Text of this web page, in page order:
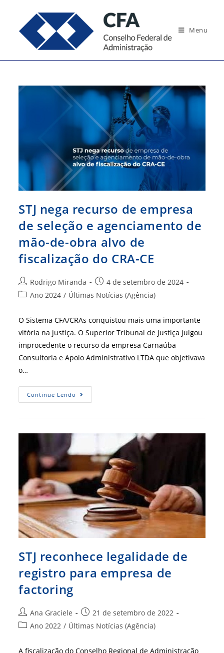
conteúdo
Menu
STJ nega recurso de empresa
de seleção e agenciamento de
mão-de-obra alvo de
fiscalização do CRA-CE
Autor
do
Rodrigo Miranda
Post
publicado:
4 de setembro de 2024
Categoria
post:
Ano 2024 / Últimas Notícias (Agência)
O Sistema CFA/CRAs conquistou mais uma importante
vitória na justiça. O Superior Tribunal de Justiça julgou
improcedente o recurso da empresa Carnaúba
Consultoria e Apoio Administrativo LTDA que objetivava
o…
Continue Lendo STJ
Nega
Seleção
Agenciamento
De
Mão-
De-
Obra
Alvo
De
Fiscalização
Do
CRA-
CE
STJ reconhece legalidade de
registro para empresa de
factoring
Autor
do
Ana Graciele
Post
publicado:
21 de setembro de 2022
Categoria
post:
Ano 2022 / Últimas Notícias (Agência)
A fiscalização do Conselho Regional de Administração